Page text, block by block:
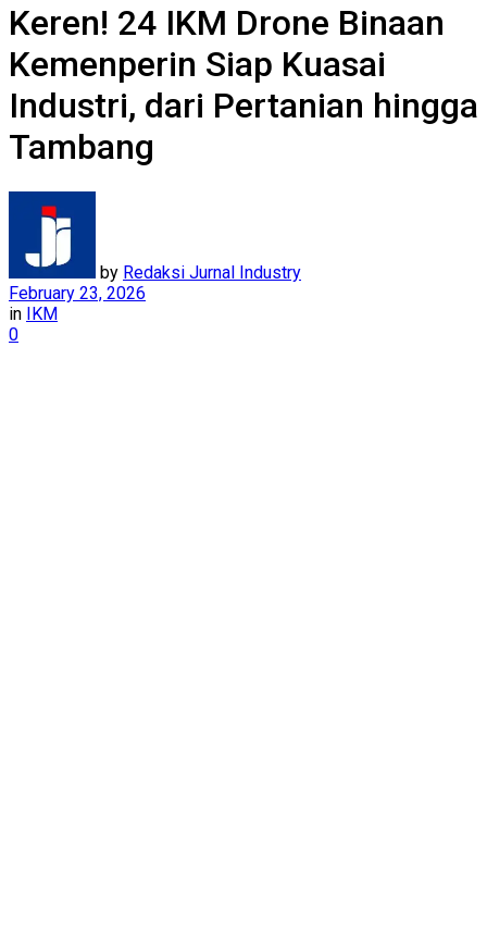
Keren! 24 IKM Drone Binaan
Kemenperin Siap Kuasai
Industri, dari Pertanian hingga
Tambang
by Redaksi Jurnal Industry
February 23, 2026
in IKM
0